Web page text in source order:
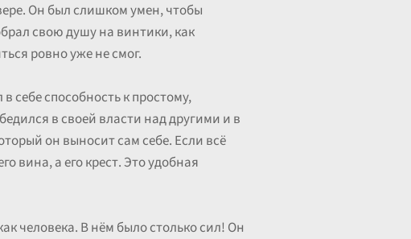
Он был слишком умен, чтобы
свою душу на винтики, как
ровно уже не смог.
себе способность к простому,
в своей власти над другими и в
он выносит сам себе. Если всё
вина, а его крест. Это удобная
человека. В нём было столько сил! Он